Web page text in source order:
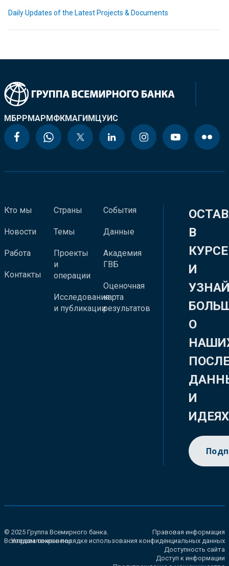
Daily Updates of the Latest Projects & Documents
МБРРМАРМФКМАГИМЦУИС
Кто мы
Новости
Работа
Контакты
Страны
Темы
Проекты
и
операции
Исследования
и публикации
События
Данные
Академия
ГВБ
Оценочная
карта
результатов
В
КУРСЕ
И
О
И
ИДЕЯХ
© 2025 Группа Всемирного банка.
Все права сохранены.
Правовая информация
Уведомление о порядке использования конфиденциальных данных
Доступность сайта
Доступ к информации